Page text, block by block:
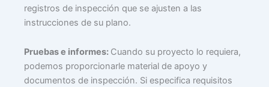
registros de inspección que se ajusten a las
instrucciones de su plano.
Pruebas e informes: Cuando su proyecto lo requiera,
podemos proporcionarle material de apoyo y
documentos de inspección. Si especifica requisitos